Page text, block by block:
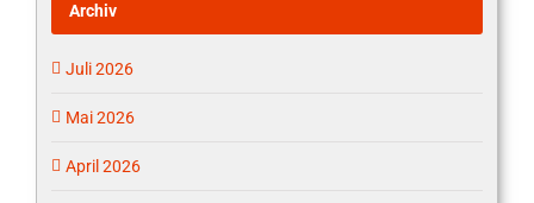
Archiv
Juli 2026
Mai 2026
April 2026